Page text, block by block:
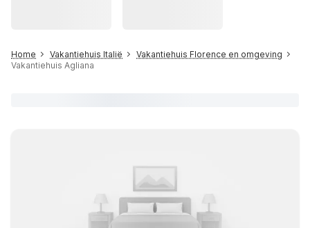
Home Vakantiehuis Italië
Vakantiehuis Florence en omgeving
Vakantiehuis Agliana